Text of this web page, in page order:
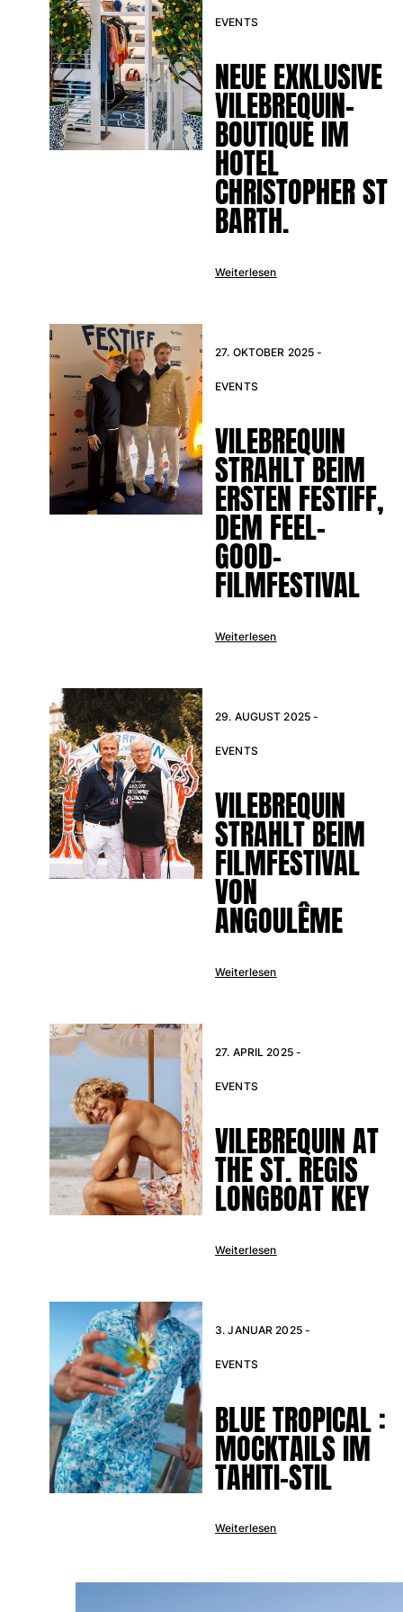
Klassische stretch
Klassische dünne Stoffe finden
Bademode Bestickte
Shirt mit UV-Schutz
Magische Badehose
Alle Badehose anzeigen
Bekleidung
Alle Bekleidung anzeigen
Mädchen
Alle Mädchen anzeigen
Bademode
Badeanzug
Rashguard
Bikini
Shorts
Sweatshirts
T-shirts
Alle Bekleidung anzeigen
Babys
Alle Babys anzeigen
Accessoires
Kappen und Anglerhüte
Strandtücher & Pareos
Strandtücher
Unisex-Handtuch
Pareos
Alle Strandtücher & Pareos anzeigen
Taschen
Alle Taschen anzeigen
Sonnenbrille
Alle Sonnenbrille anzeigen
Schals
Alle Schals anzeigen
Accessoires Kinder
EVENTS
NEUE EXKLUSIVE
VILEBREQUIN-
BOUTIQUE IM
HOTEL
CHRISTOPHER ST
BARTH.
Weiterlesen
27. OKTOBER 2025 -
EVENTS
VILEBREQUIN
STRAHLT BEIM
ERSTEN FESTIFF,
DEM FEEL-
GOOD-
FILMFESTIVAL
Weiterlesen
29. AUGUST 2025 -
EVENTS
VILEBREQUIN
STRAHLT BEIM
FILMFESTIVAL
VON
ANGOULÊME
Weiterlesen
27. APRIL 2025 -
EVENTS
VILEBREQUIN AT
THE ST. REGIS
LONGBOAT KEY
Weiterlesen
3. JANUAR 2025 -
EVENTS
BLUE TROPICAL :
MOCKTAILS IM
TAHITI-STIL
Weiterlesen